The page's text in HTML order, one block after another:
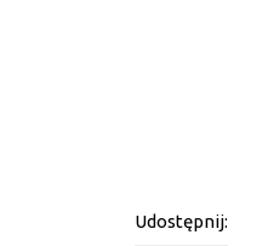
Udostępnij: